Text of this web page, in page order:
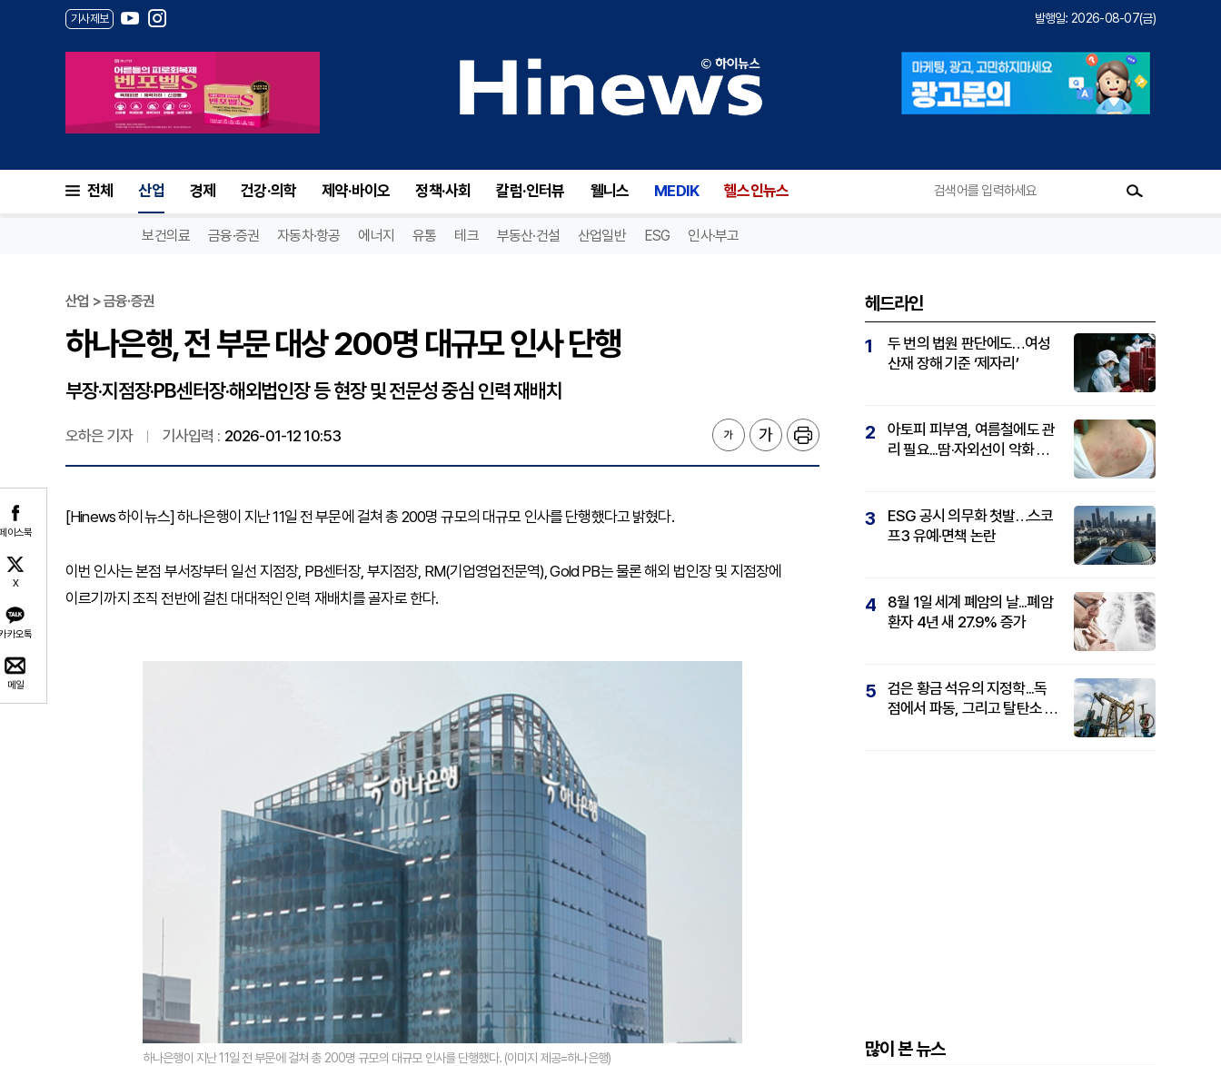
기사제보 발행일: 2026-08-07(금)
전체 산업 경제 건강·의학 제약·바이오 정책·사회 칼럼·인터뷰 웰니스 MEDIK 헬스인뉴스
보건의료 금융·증권 자동차·항공 에너지 유통 테크 부동산·건설 산업일반 ESG 인사·부고
이스북
X
카오톡
메일
산업 > 금융·증권
하나은행, 전 부문 대상 200명 대규모 인사 단행
부장·지점장·PB센터장·해외법인장 등 현장 및 전문성 중심 인력 재배치
오하은 기자 기사입력 : 2026-01-12 10:53
[Hinews 하이뉴스] 하나은행이 지난 11일 전 부문에 걸쳐 총 200명 규모의 대규모 인사를 단행했다고 밝혔다.
이번 인사는 본점 부서장부터 일선 지점장, PB센터장, 부지점장, RM(기업영업전문역), Gold PB는 물론 해외 법인장 및 지점장에
이르기까지 조직 전반에 걸친 대대적인 인력 재배치를 골자로 한다.
하나은행이 지난 11일 전 부문에 걸쳐 총 200명 규모의 대규모 인사를 단행했다. (이미지 제공=하나은행)
헤드라인
1
두 번의 법원 판단에도…여성
산재 장해 기준 ‘제자리’
2
아토피 피부염, 여름철에도 관
리 필요...땀·자외선이 악화 요
3
ESG 공시 의무화 첫발…스코
프3 유예·면책 논란
4
8월 1일 세계 폐암의 날...폐암
환자 4년 새 27.9% 증가
5
검은 황금 석유의 지정학...독
점에서 파동, 그리고 탈탄소 패
많이 본 뉴스